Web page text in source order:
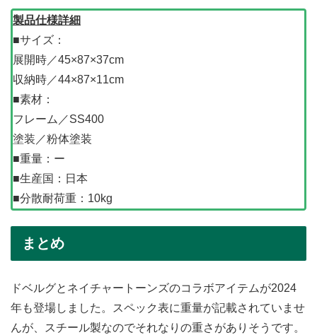
製品仕様詳細
■サイズ：
展開時／45×87×37cm
収納時／44×87×11cm
■素材：
フレーム／SS400
塗装／粉体塗装
■重量：ー
■生産国：日本
■分散耐荷重：10kg
まとめ
ドベルグとネイチャートーンズのコラボアイテムが2024
年も登場しました。スペック表に重量が記載されていませ
んが、スチール製なのでそれなりの重さがありそうです。